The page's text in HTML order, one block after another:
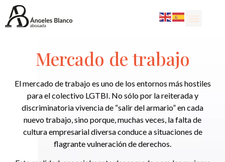
Mercado de trabajo
El mercado de trabajo es uno de los entornos más hostiles
para el colectivo LGTBI. No sólo por la reiterada y
discriminatoria vivencia de “salir del armario” en cada
nuevo trabajo, sino porque, muchas veces, la falta de
cultura empresarial diversa conduce a situaciones de
flagrante vulneración de derechos.